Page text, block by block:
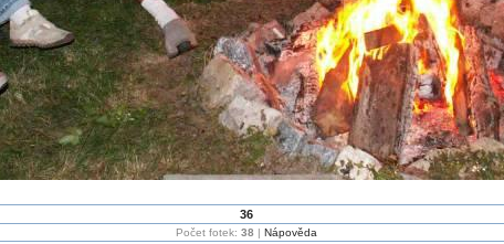
36
Počet fotek: 38 | Nápověda